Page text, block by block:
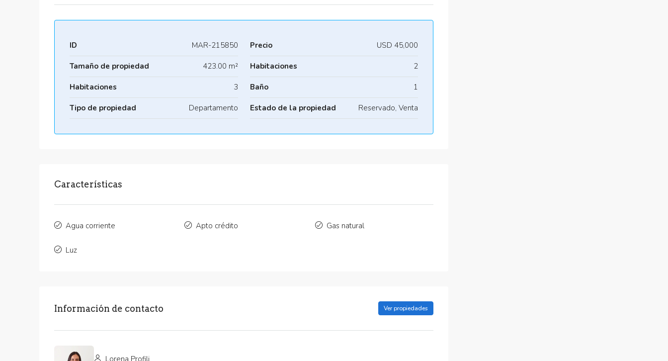
ID MAR-215850 Precio USD 45,000
Tamaño de propiedad 423.00 m² Habitaciones 2
Habitaciones 3 Baño 1
Tipo de propiedad Departamento Estado de la propiedad Reservado, Venta
Características
Agua corriente Apto crédito Gas natural
Luz
Información de contacto Ver propiedades